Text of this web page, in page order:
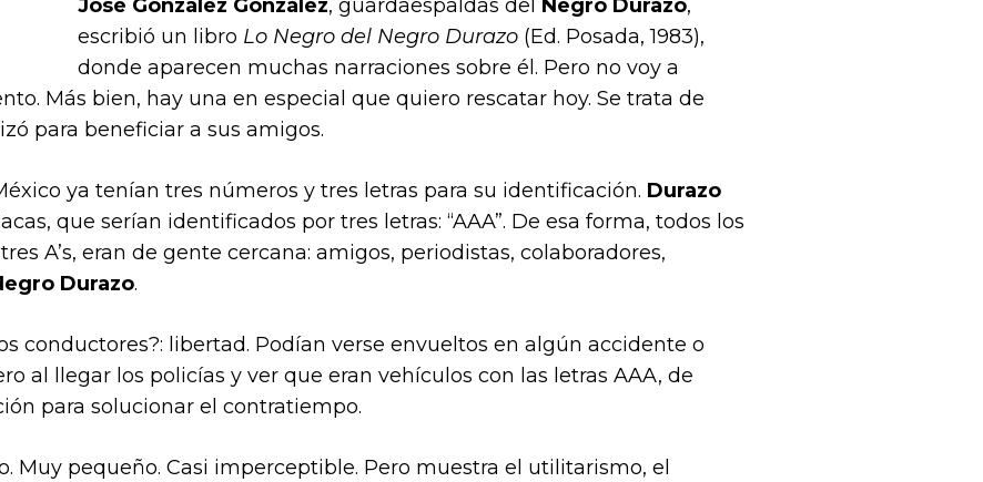
José González González, guardaespaldas del Negro Durazo,
escribió un libro Lo Negro del Negro Durazo (Ed. Posada, 1983),
donde aparecen muchas narraciones sobre él. Pero no voy a
Más bien, hay una en especial que quiero rescatar hoy. Se trata de
para beneficiar a sus amigos.
ya tenían tres números y tres letras para su identificación. Durazo
que serían identificados por tres letras: “AAA”. De esa forma, todos los
A’s, eran de gente cercana: amigos, periodistas, colaboradores,
Durazo.
conductores?: libertad. Podían verse envueltos en algún accidente o
al llegar los policías y ver que eran vehículos con las letras AAA, de
para solucionar el contratiempo.
Muy pequeño. Casi imperceptible. Pero muestra el utilitarismo, el